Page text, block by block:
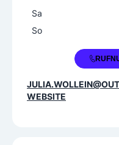
Sa
So
+43 1 2146764
WEBSITE